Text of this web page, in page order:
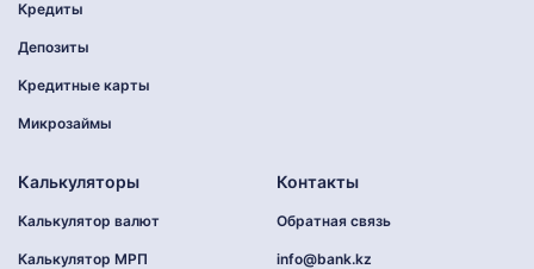
Кредиты
Депозиты
Кредитные карты
Микрозаймы
Калькуляторы
Калькулятор валют
Калькулятор МРП
Контакты
Обратная связь
info@bank.kz